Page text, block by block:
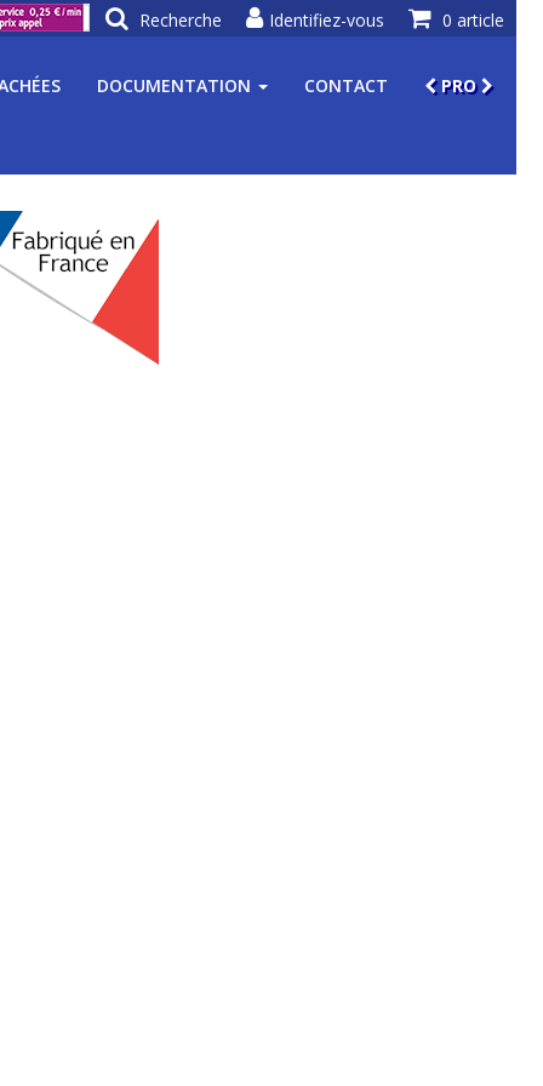
DOCUMENTATION CONTACT PRO
0 article
Identifiez-vous
Recherche